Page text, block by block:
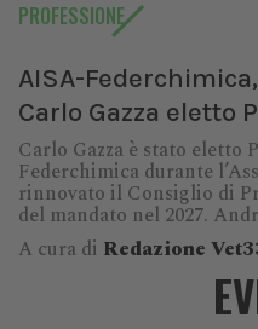
PROFESSIONE
AISA-
Carlo Gazza eletto
Carlo Gazza è stato eletto
Federchimica durante
rinnovato il Consiglio di
del mandato nel 2027.
A cura di Redazione